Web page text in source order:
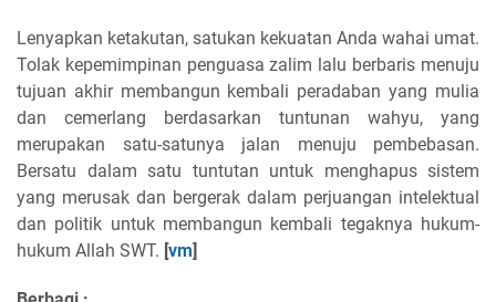
Lenyapkan ketakutan, satukan kekuatan Anda wahai umat.
Tolak kepemimpinan penguasa zalim lalu berbaris menuju
tujuan akhir membangun kembali peradaban yang mulia
dan cemerlang berdasarkan tuntunan wahyu, yang
merupakan satu-satunya jalan menuju pembebasan.
Bersatu dalam satu tuntutan untuk menghapus sistem
yang merusak dan bergerak dalam perjuangan intelektual
dan politik untuk membangun kembali tegaknya hukum-
hukum Allah SWT. [vm]